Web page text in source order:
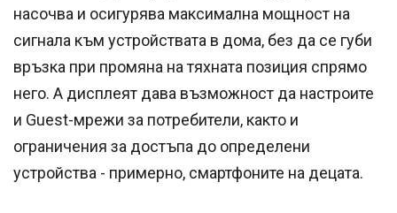
насочва и осигурява максимална мощност на
сигнала към устройствата в дома, без да се губи
връзка при промяна на тяхната позиция спрямо
него. А дисплеят дава възможност да настроите
и Guest-мрежи за потребители, както и
ограничения за достъпа до определени
устройства - примерно, смартфоните на децата.